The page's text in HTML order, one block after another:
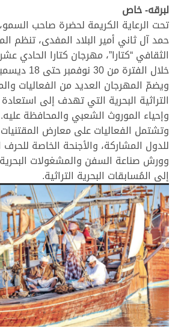
لبرقه- خاص
تحت الرعاية الكريمة لحضرة صاحب
حمد آل ثاني أمير البلاد المفدى، تنظم
الثقافي “كتارا”، مهرجان كتارا الحادي
خلال الفترة من 30 نوفمبر حتى 18 ديسمبر 2021.
ويضمّ المهرجان العديد من الفعاليات
التراثية البحرية التي تهدف إلى
وإحياء الموروث الشعبي والمحافظة عليه.
وتشتمل الفعاليات على معارض المقتنيات
للدول المشاركة، والأجنحة الخاصة للحرف
وورش صناعة السفن والمشغولات البحرية
إلى المُسابقات البحرية التراثية.